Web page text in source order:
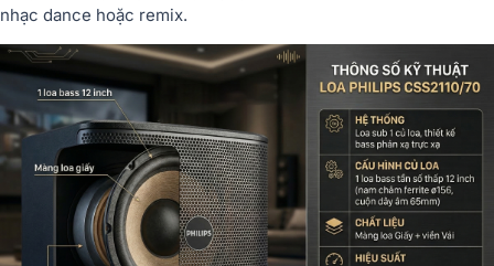
nhạc dance hoặc remix.